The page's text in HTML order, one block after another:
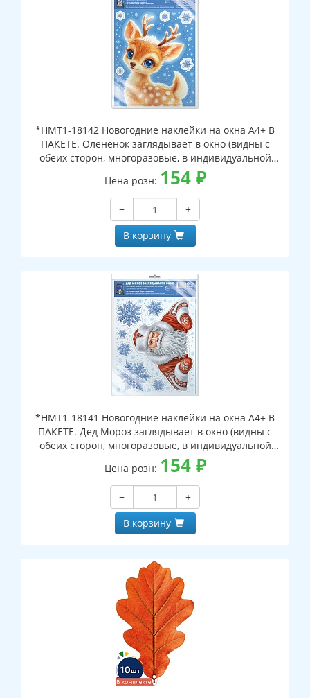
*НМТ1-18142 Новогодние наклейки на окна А4+ В
ПАКЕТЕ. Олененок заглядывает в окно (видны с
обеих сторон, многоразовые, в индивидуальной
упаковке, с европодвесом и клеевым клапаном)
Цена розн: 154₽
−
+
В корзину
*НМТ1-18141 Новогодние наклейки на окна А4+ В
ПАКЕТЕ. Дед Мороз заглядывает в окно (видны с
обеих сторон, многоразовые, в индивидуальной
упаковке, с европодвесом и клеевым клапаном)
Цена розн: 154₽
−
+
В корзину